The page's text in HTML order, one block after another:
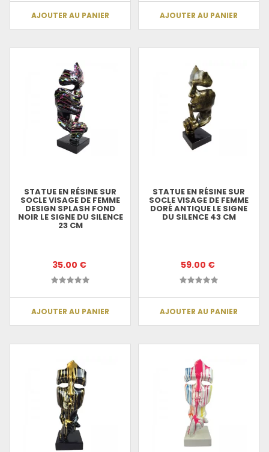
AJOUTER AU PANIER AJOUTER AU PANIER
STATUE EN RÉSINE SUR
SOCLE VISAGE DE FEMME
DESIGN SPLASH FOND
NOIR LE SIGNE DU SILENCE
23 CM
35.00 €
AJOUTER AU PANIER
STATUE EN RÉSINE SUR
SOCLE VISAGE DE FEMME
DORÉ ANTIQUE LE SIGNE
DU SILENCE 43 CM
59.00 €
AJOUTER AU PANIER